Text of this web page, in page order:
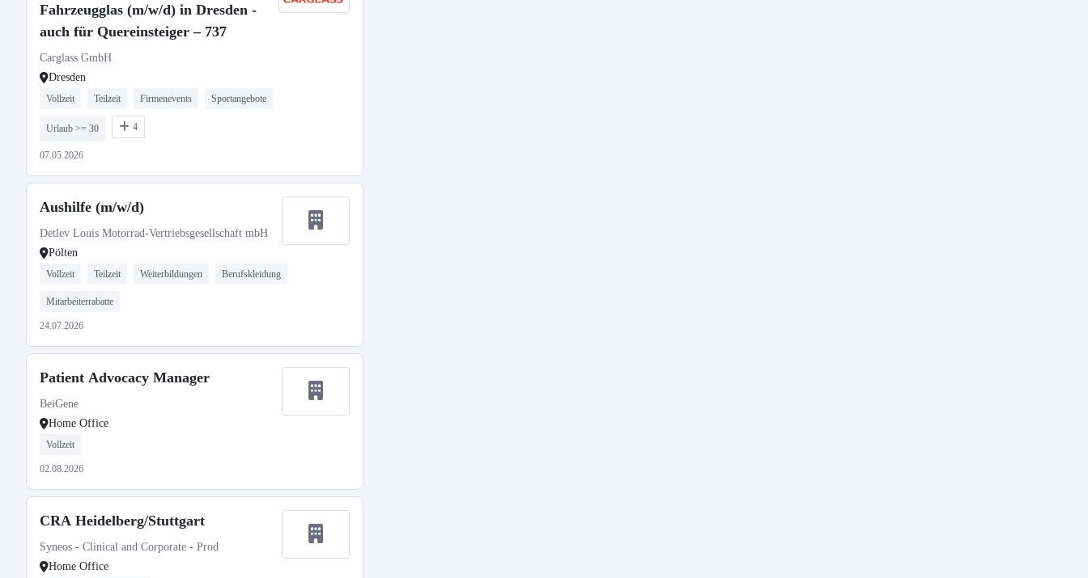
Fahrzeugglas (m/w/d) in Dresden -
auch für Quereinsteiger – 737
Carglass GmbH
Dresden
Vollzeit Teilzeit Firmenevents Sportangebote
Urlaub >= 30 4
07.05.2026
Aushilfe (m/w/d)
Detlev Louis Motorrad-Vertriebsgesellschaft mbH
Pölten
Vollzeit Teilzeit Weiterbildungen Berufskleidung
Mitarbeiterrabatte
24.07.2026
Patient Advocacy Manager
BeiGene
Home Office
Vollzeit
02.08.2026
CRA Heidelberg/Stuttgart
Syneos - Clinical and Corporate - Prod
Home Office